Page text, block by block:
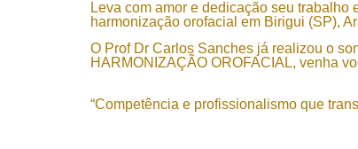
Leva com amor e dedicação seu
harmonização orofacial em Birigui (SP),
O Prof Dr Carlos Sanches já realizou o
HARMONIZAÇÃO OROFACIAL, venha
“Competência e profissionalismo que